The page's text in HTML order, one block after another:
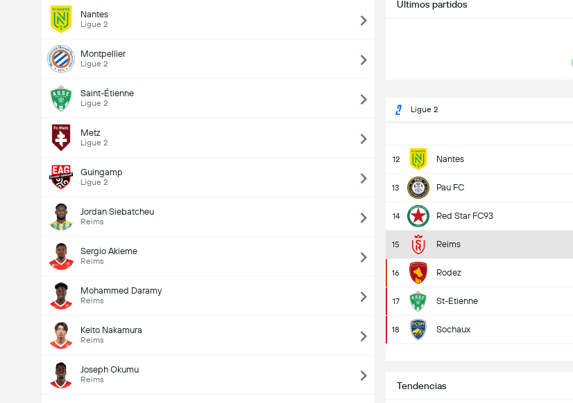
Nantes
Ligue 2
Montpellier
Ligue 2
Saint-Étienne
Ligue 2
Metz
Ligue 2
Guingamp
Ligue 2
Jordan Siebatcheu
Reims
Sergio Akieme
Reims
Mohammed Daramy
Reims
Keito Nakamura
Reims
Joseph Okumu
Reims
Últimos partidos
Ligue 2
12 Nantes
13 Pau FC
14 Red Star FC93
15 Reims
16 Rodez
17 St-Etienne
18 Sochaux
Tendencias